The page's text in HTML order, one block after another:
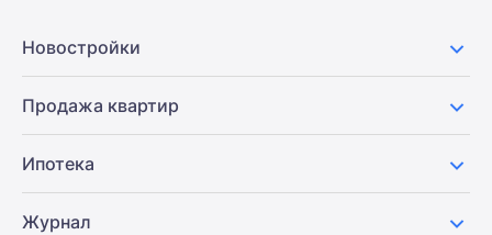
Новостройки
Продажа квартир
Ипотека
Журнал